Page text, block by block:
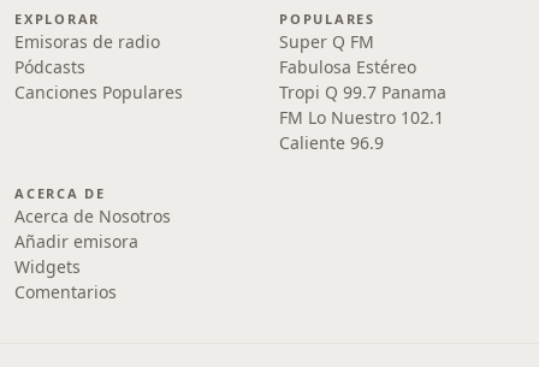
EXPLORAR
Emisoras de radio
Pódcasts
Canciones Populares
POPULARES
Super Q FM
Fabulosa Estéreo
Tropi Q 99.7 Panama
FM Lo Nuestro 102.1
Caliente 96.9
ACERCA DE
Acerca de Nosotros
Añadir emisora
Widgets
Comentarios